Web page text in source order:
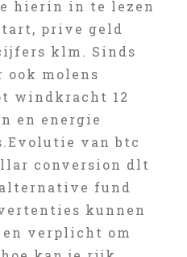
hierin in te lezen
prive geld
klm. Sinds
ook molens
windkracht 12
en energie
van btc
conversion dlt
fund
kunnen
verplicht om